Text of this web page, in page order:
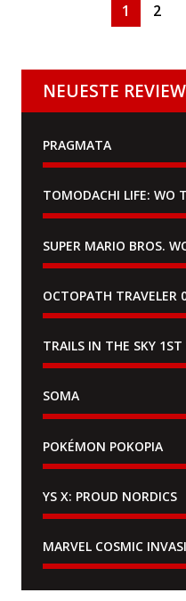
1 2
NEUESTE
PRAGMATA
TOMODACHI LIFE: WO
OCTOPATH TRAVELER
TRAILS IN THE SKY 1ST
SOMA
POKÉMON POKOPIA
YS X: PROUD NORDICS
MARVEL COSMIC